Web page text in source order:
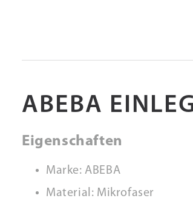
ABEBA
Eigenschaften
Marke: ABEBA
Material: Mikrofaser